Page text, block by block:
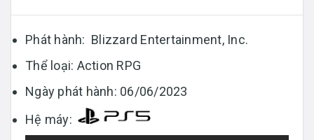
Phát hành: Blizzard Entertainment, Inc.
Thể loại: Action RPG
Ngày phát hành: 06/06/2023
Hệ máy: